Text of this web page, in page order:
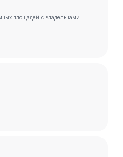
площадей с владельцами